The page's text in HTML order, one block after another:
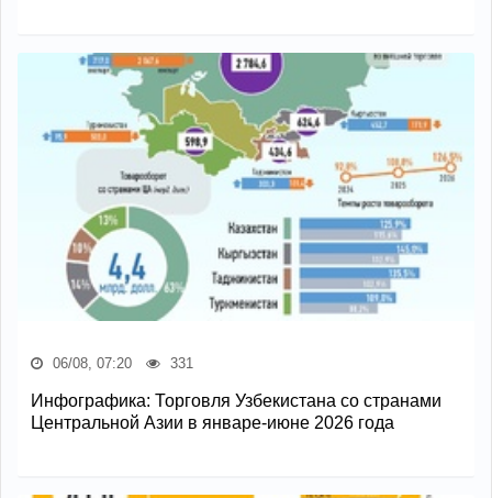
06/08, 07:20 331
Инфографика: Торговля Узбекистана со странами
Центральной Азии в январе-июне 2026 года